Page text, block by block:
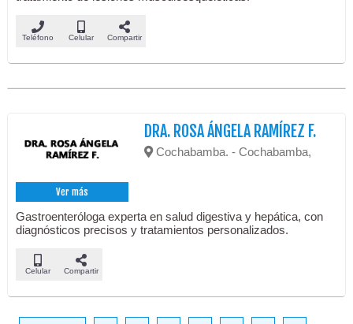
Teléfono Celular Compartir
Ver más
DRA. ROSA ÁNGELA RAMÍREZ F.
Cochabamba. - Cochabamba,
Gastroenteróloga experta en salud digestiva y hepática, con
diagnósticos precisos y tratamientos personalizados.
Celular Compartir